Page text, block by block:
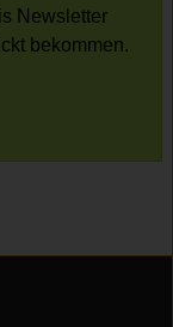
Newsletter
bekommen.